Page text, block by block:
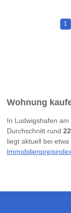
1
Wohnung
In Ludwigshafen
Durchschnitt rund
liegt aktuell bei etwa